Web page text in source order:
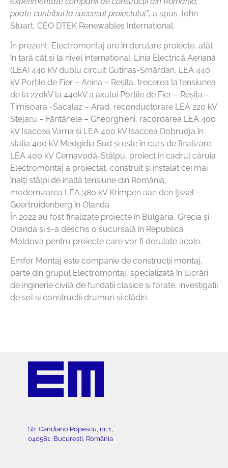
poate contribui la succesul proiectului.”, a spus John
Stuart, CEO DTEK Renewables International.
În prezent, Electromontaj are în derulare proiecte, atât
în țară cât și la nivel international: Linia Electrică Aeriană
(LEA) 440 kV dublu circuit Gutinaș-Smârdan, LEA 440
kV Porțile de Fier – Anina – Reșița, trecerea la tensiunea
de la 220kV la 440kV a axului Porțile de Fier – Reșița –
Timisoara -Sacalaz – Arad, reconductorare LEA 220 kV
Stejaru – Fântânele – Gheorghieni, racordarea LEA 400
kV Isaccea Varna şi LEA 400 kV Isaccea Dobrudja în
staţia 400 kV Medgidia Sud și este în curs de finalizare
LEA 400 kV Cernavodă-Stâlpu, proiect în cadrul căruia
Electromontaj a proiectat, construit și instalat cei mai
înalți stâlpi de înaltă tensiune din România,
modernizarea LEA 380 kV Krimpen aan den Ijssel –
Geertruidenberg în Olanda.
În 2022 au fost finalizate proiecte în Bulgaria, Grecia și
Olanda și s-a deschis o sucursală în Republica
Moldova pentru proiecte care vor fi derulate acolo.
Emfor Montaj este companie de construcții montaj,
parte din grupul Electromontaj, specializată în lucrări
de inginerie civilă de fundații clasice și forate, investigații
de sol și construcții drumuri și clădiri.
Str. Candiano Popescu, nr. 1,
040581, București, România